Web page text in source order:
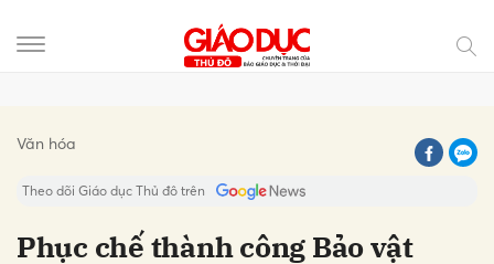
Văn hóa
Theo dõi Giáo dục Thủ đô trên
Phục chế thành công Bảo vật